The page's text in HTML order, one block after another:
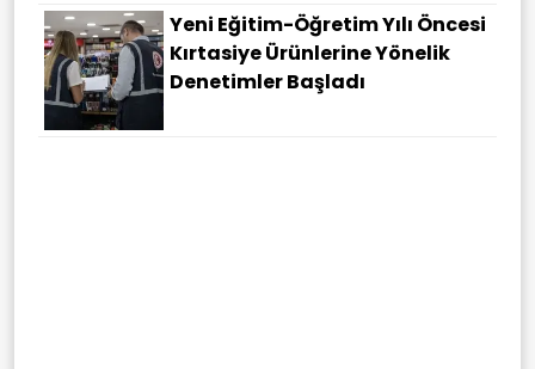
Yeni Eğitim-Öğretim Yılı Öncesi
Kırtasiye Ürünlerine Yönelik
Denetimler Başladı